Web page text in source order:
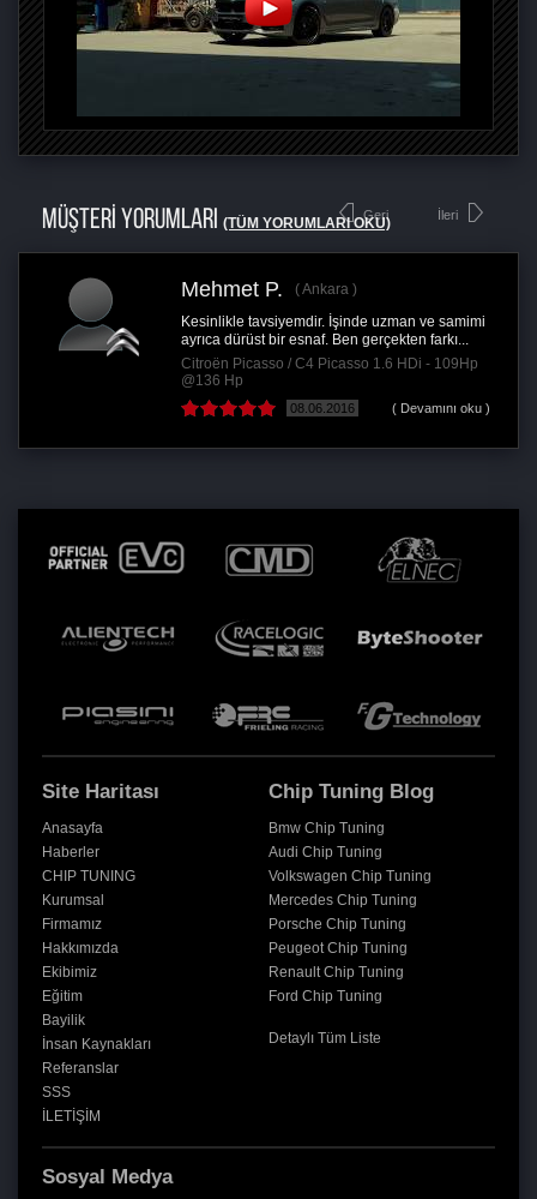
MÜŞTERİ YORUMLARI (TÜM YORUMLARI OKU)
Geri
Mehmet P.
Ankara
Kesinlikle tavsiyemdir. İşinde uzman ve samimi
ayrıca dürüst bir esnaf. Ben gerçekten farkı...
Citroën Picasso / C4 Picasso 1.6 HDi - 109Hp
@136 Hp
08.06.2016 ( Devamını oku )
İleri
Site Haritası
Anasayfa
Haberler
CHIP TUNING
Kurumsal
Firmamız
Hakkımızda
Ekibimiz
Eğitim
Bayilik
İnsan Kaynakları
Referanslar
SSS
İLETİŞİM
Chip Tuning Blog
Bmw Chip Tuning
Audi Chip Tuning
Volkswagen Chip Tuning
Mercedes Chip Tuning
Porsche Chip Tuning
Peugeot Chip Tuning
Renault Chip Tuning
Ford Chip Tuning
Detaylı Tüm Liste
Sosyal Medya